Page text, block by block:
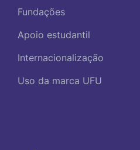
Fundações
Apoio estudantil
Internacionalização
Uso da marca UFU